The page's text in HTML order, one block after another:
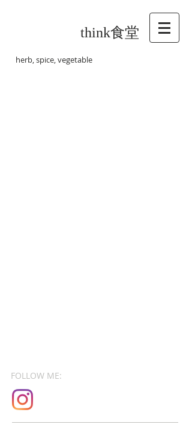
think食堂
herb, spice, vegetable
FOLLOW ME: